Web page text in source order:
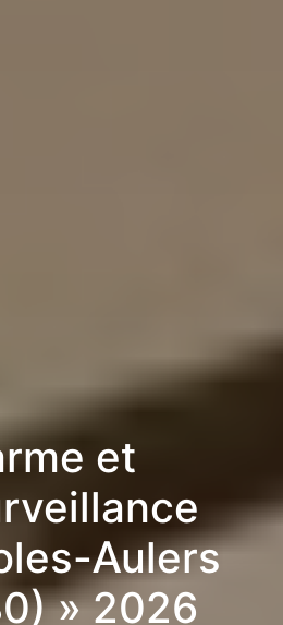
et
Aulers
» 2026